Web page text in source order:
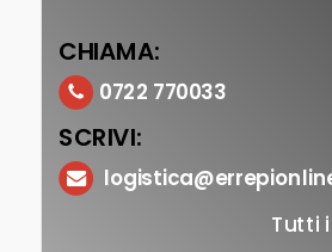
CHIAMA:
0722 770033
SCRIVI:
Tutti